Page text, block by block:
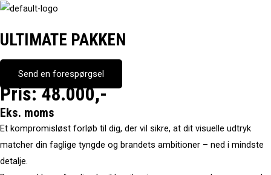
Skip
content
ULTIMATE PAKKEN
Send en forespørgsel
Pris: 48.000,-
Eks. moms
Et kompromisløst forløb til dig, der vil sikre, at dit visuelle udtryk
matcher din faglige tyngde og brandets ambitioner – ned i mindste
detalje.